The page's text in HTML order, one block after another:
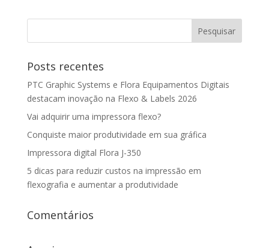
Posts recentes
PTC Graphic Systems e Flora Equipamentos Digitais
destacam inovação na Flexo & Labels 2026
Vai adquirir uma impressora flexo?
Conquiste maior produtividade em sua gráfica
Impressora digital Flora J-350
5 dicas para reduzir custos na impressão em
flexografia e aumentar a produtividade
Comentários